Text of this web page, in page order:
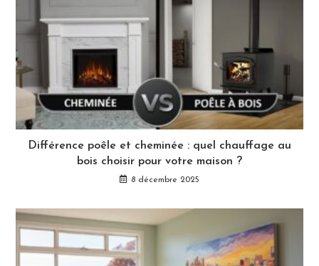
Différence poêle et cheminée : quel chauffage au
bois choisir pour votre maison ?
8 décembre 2025